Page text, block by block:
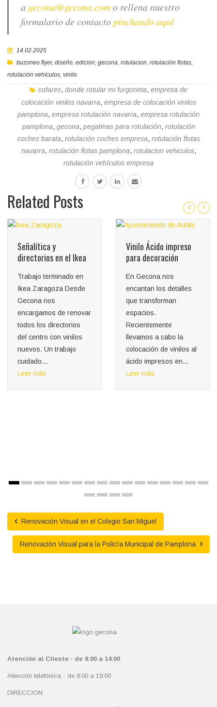
a gecona@gecona.como rellena nuestro
formulario de contactopinchando aquí
14.02.2025
buzoneo flyer, diseño, edicion, gecona, rotulacion, rotulación flotas,
rotulación vehículos, vinilo
cofares, donde rotular mi furgoneta, empresa de
colocación vinilos navarra, empresa de colocación vinilos
pamplona, empresa rotulación navarra, empresa rotulación
pamplona, gecona, pegatinas para rotulación, rotulación
coches barata, rotulación coches empresa, rotulación flotas
navarra, rotulación flotas pamplona, rotulacion vehiculos,
rotulación vehículos empresa
Related Posts
Vinilo Ácido impreso
para decoración
En Gecona nos
encantan los detalles
que transforman
espacios.
Recientemente
llevamos a cabo la
colocación de vinilos al
ácido impresos en...
Leer más
Cerramiento
Reformas Koröshi
En Gecona
entendemos que
reforma necesita su
propio ritmo… y su
propio espacio. Por
Renovación Visual en el Colegio San Miguel
Renovación Visual para la Policía Municipal de Pamplona
Atención al Cliente · de 8:00 a 14:00
Atención telefónica · de 8:00 a 19:00
DIRECCION